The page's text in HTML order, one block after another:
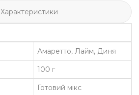
Характеристики
Амаретто, Лайм, Диня
100 г
Готовий мікс